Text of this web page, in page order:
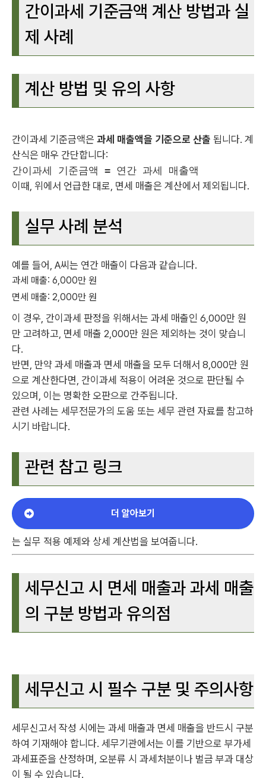
간이과세 기준금액 계산 방법과 실
제 사례
계산 방법 및 유의 사항
간이과세 기준금액은 과세 매출액을 기준으로 산출 됩니다. 계
산식은 매우 간단합니다:
간이과세 기준금액 = 연간 과세 매출액
이때, 위에서 언급한 대로, 면세 매출은 계산에서 제외됩니다.
실무 사례 분석
예를 들어, A씨는 연간 매출이 다음과 같습니다.
과세 매출: 6,000만 원
면세 매출: 2,000만 원
이 경우, 간이과세 판정을 위해서는 과세 매출인 6,000만 원
만 고려하고, 면세 매출 2,000만 원은 제외하는 것이 맞습니
다.
반면, 만약 과세 매출과 면세 매출을 모두 더해서 8,000만 원
으로 계산한다면, 간이과세 적용이 어려운 것으로 판단될 수
있으며, 이는 명확한 오판으로 간주됩니다.
관련 사례는 세무전문가의 도움 또는 세무 관련 자료를 참고하
시기 바랍니다.
관련 참고 링크
더 알아보기
는 실무 적용 예제와 상세 계산법을 보여줍니다.
세무신고 시 면세 매출과 과세 매출
의 구분 방법과 유의점
세무신고 시 필수 구분 및 주의사항
세무신고서 작성 시에는 과세 매출과 면세 매출을 반드시 구분
하여 기재해야 합니다. 세무기관에서는 이를 기반으로 부가세
과세표준을 산정하며, 오분류 시 과세처분이나 벌금 부과 대상
이 될 수 있습니다.